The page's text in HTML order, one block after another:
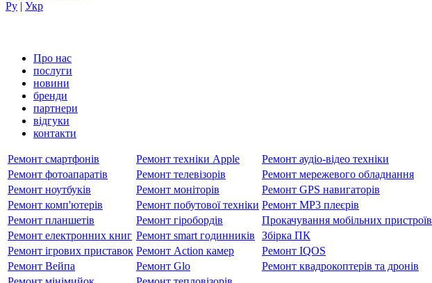
Ру | Укр
Про нас
послуги
новини
бренди
партнери
вiдгуки
контакти
Ремонт смартфонів Ремонт техніки Apple
Ремонт аудіо-відео техніки
Ремонт фотоапаратів
Ремонт телевізорів
Ремонт мережевого обладнання
Ремонт ноутбуків
Ремонт моніторів
Ремонт GPS навигаторів
Ремонт комп'ютерів
Ремонт побутової техніки Ремонт MP3 плеєрів
Ремонт планшетів
Ремонт гіробордів
Прокачування мобільних пристроїв
Ремонт електронних книг Ремонт smart годинників
Збірка ПК
Ремонт ігрових приставок Ремонт Action камер
Ремонт IQOS
Ремонт Вейпа
Ремонт Glo
Ремонт квадрокоптерів та дронів